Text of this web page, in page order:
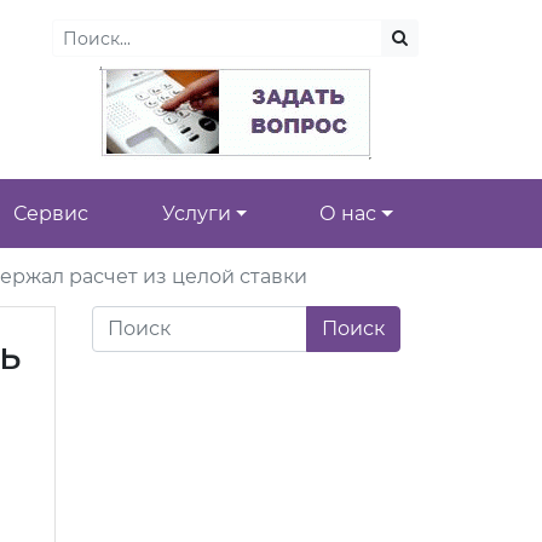
Сервис Услуги О нас
расчет из целой ставки